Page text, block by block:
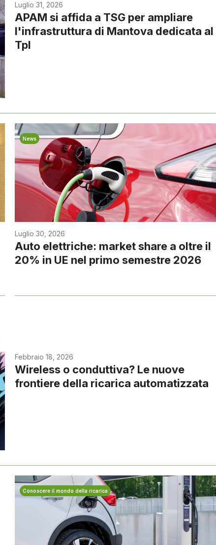
Luglio 31, 2026
APAM si affida a TSG per ampliare
l'infrastruttura di Mantova dedicata al
Tpl
News
Luglio 30, 2026
Auto elettriche: market share a oltre il
20% in UE nel primo semestre 2026
Febbraio 18, 2026
Wireless o conduttiva? Le nuove
frontiere della ricarica automatizzata
Conoscere il mondo della ricarica